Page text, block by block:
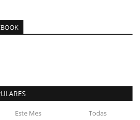
Este Mes Todas